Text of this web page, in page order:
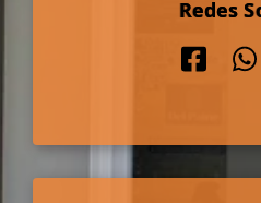
Redes